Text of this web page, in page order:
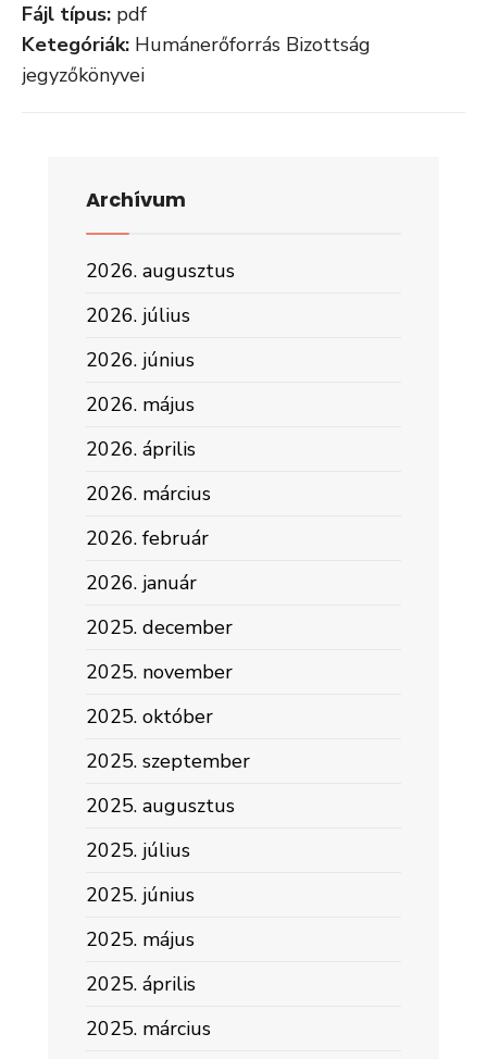
Fájl típus: pdf
Ketegóriák: Humánerőforrás Bizottság
jegyzőkönyvei
Archívum
2026. augusztus
2026. július
2026. június
2026. május
2026. április
2026. március
2026. február
2026. január
2025. december
2025. november
2025. október
2025. szeptember
2025. augusztus
2025. július
2025. június
2025. május
2025. április
2025. március